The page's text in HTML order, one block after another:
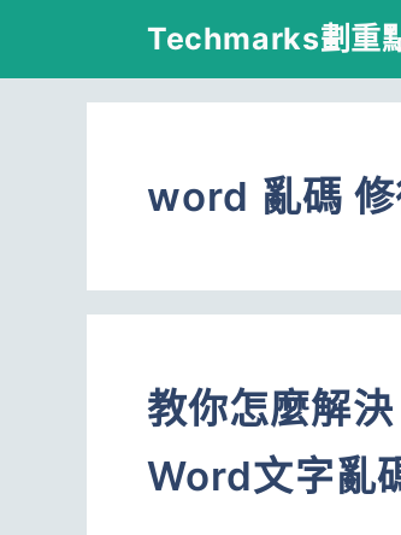
Techmarks劃重
word 亂碼
教你怎麼解
Word文字亂